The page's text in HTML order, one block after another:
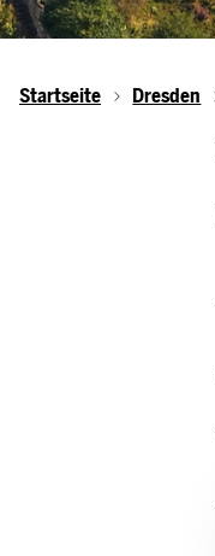
Startseite Dresden